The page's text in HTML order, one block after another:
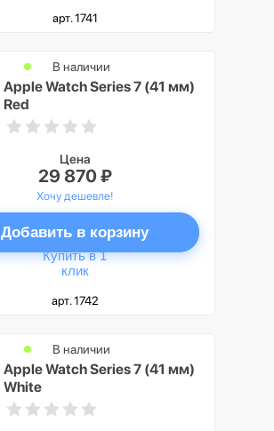
арт. 1741
Apple Watch Series 7 (41 мм)
Red
В наличии
Цена
29 870 ₽
Хочу дешевле!
Добавить в корзину
Купить в 1
клик
арт. 1742
Apple Watch Series 7 (41 мм)
White
В наличии